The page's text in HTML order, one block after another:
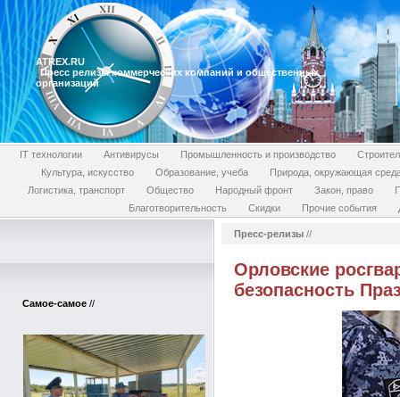
ATREX.RU
Пресс релизы коммерческих компаний и общественных
организаций
IT технологии Антивирусы Промышленность и производство
Культура, искусство
Образование, учеба
Природа, окружающая
Логистика, транспорт
Общество Народный фронт Закон, право
Благотворительность
Скидки Прочие события
Самое-самое //
Пресс-релизы //
Орловские
безопасность